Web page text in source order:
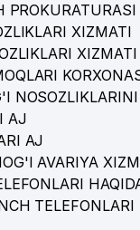
XIZMATI
XIZMATI
AJ
AJ
AVARIYA
TELEFONLARI